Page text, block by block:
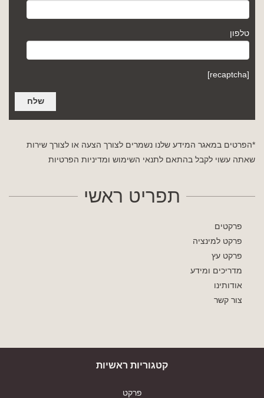
טלפון
[recaptcha]
*הפרטים במאגר המידע שלנו נשמרים לצורך הצעה או לצורך שירות
שאתה עשוי לקבל בהתאם לתנאי השימוש ומדיניות הפרטיות
תפריט ראשי
פרקטים
פרקט למינציה
פרקט עץ
מדריכים ומידע
אודותינו
צור קשר
קטגוריות ראשיות
פרקט